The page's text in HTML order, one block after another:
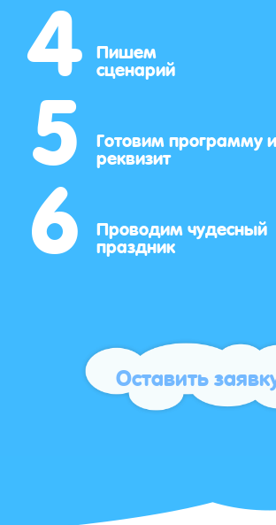
Пишем
сценарий
5 Готовим программу и
реквизит
6 Проводим чудесный
праздник
Оставить